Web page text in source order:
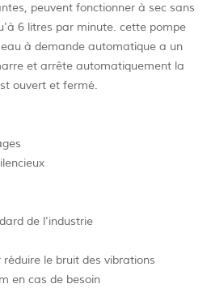
peuvent fonctionner à sec sans
6 litres par minute. cette pompe
à demande automatique a un
et arrête automatiquement la
ouvert et fermé.
de l'industrie
le bruit des vibrations
en cas de besoin